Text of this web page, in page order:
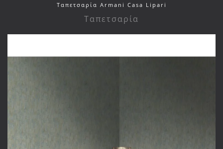
Ταπετσαρία Armani Casa Lipari
Ταπετσαρία